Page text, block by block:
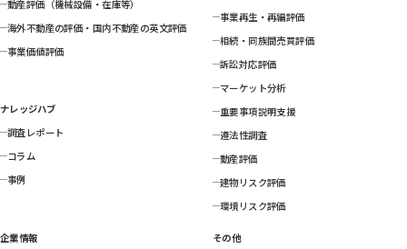
動産評価（機械設備・在庫等）
海外不動産の評価・国内不動産の英文評価
事業価値評価
事業再生・再編評価
相続・同族間売買評価
訴訟対応評価
マーケット分析
重要事項説明支援
遵法性調査
動産評価
建物リスク評価
環境リスク評価
企業情報
ナレッジハブ
調査レポート
コラム
事例
その他